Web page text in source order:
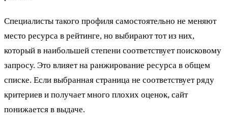
Специалисты такого профиля самостоятельно не меняют
место ресурса в рейтинге, но выбирают тот из них,
который в наибольшей степени соответствует поисковому
запросу. Это влияет на ранжирование ресурса в общем
списке. Если выбранная страница не соответствует ряду
критериев и получает много плохих оценок, сайт
понижается в выдаче.